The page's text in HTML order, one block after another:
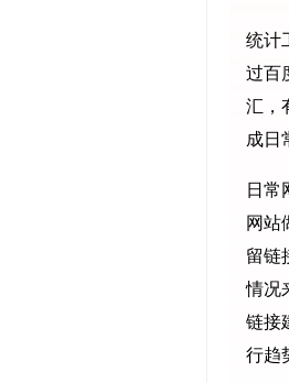
统计
过百
汇，
成日
日常
网站
留链
情况
链接
行趋